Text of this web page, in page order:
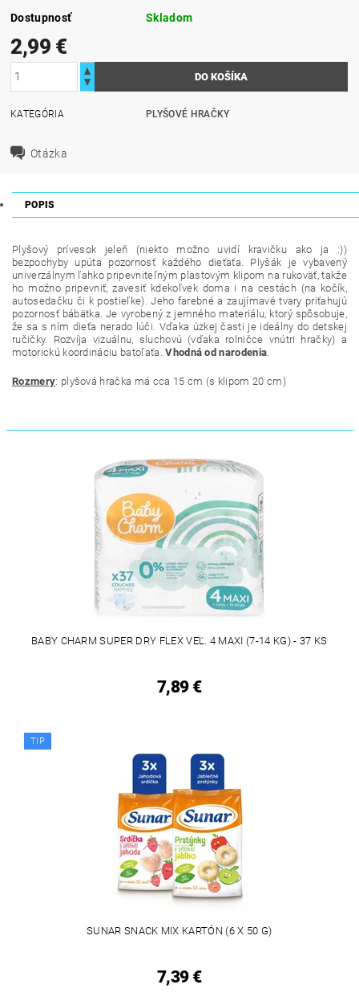
Dostupnosť Skladom
2,99 €
KATEGÓRIA PLYŠOVÉ HRAČKY
Otázka
POPIS
Plyšový prívesok jeleň (niekto možno uvidí kravičku ako ja :))
bezpochyby upúta pozornosť každého dieťaťa. Plyšák je vybavený
univerzálnym ľahko pripevniteľným plastovým klipom na rukoväť, takže
ho možno pripevniť, zavesiť kdekoľvek doma i na cestách (na kočík,
autosedačku či k postieľke). Jeho farebné a zaujímavé tvary priťahujú
pozornosť bábätka. Je vyrobený z jemného materiálu, ktorý spôsobuje,
že sa s ním dieťa nerado lúči. Vďaka úzkej časti je ideálny do detskej
ručičky. Rozvíja vizuálnu, sluchovú (vďaka rolničce vnútri hračky) a
motorickú koordináciu batoľaťa.Vhodná od narodenia.
Rozmery: plyšová hračka má cca 15 cm (s klipom 20 cm)
BABY CHARM SUPER DRY FLEX VEĽ. 4 MAXI (7-14 KG) - 37 KS
7,89 €
TIP
SUNAR SNACK MIX KARTÓN (6 X 50 G)
7,39 €